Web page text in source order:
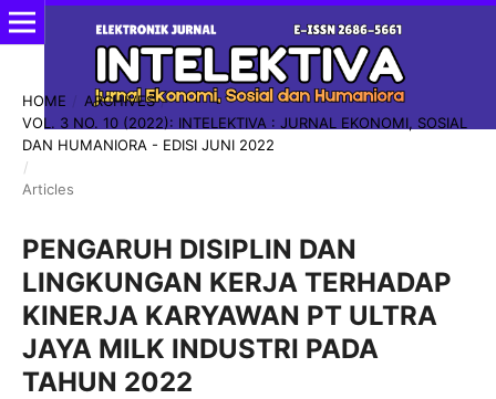
HOME / ARCHIVES /
VOL. 3 NO. 10 (2022): INTELEKTIVA : JURNAL EKONOMI, SOSIAL
DAN HUMANIORA - EDISI JUNI 2022
/
Articles
PENGARUH DISIPLIN DAN
LINGKUNGAN KERJA TERHADAP
KINERJA KARYAWAN PT ULTRA
JAYA MILK INDUSTRI PADA
TAHUN 2022